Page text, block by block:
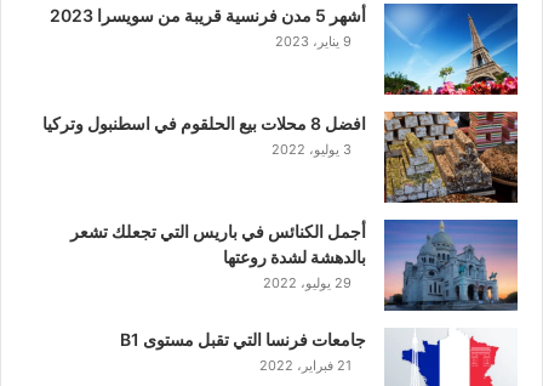
أشهر 5 مدن فرنسية قريبة من سويسرا 2023
9 يناير، 2023
افضل 8 محلات بيع الحلقوم في اسطنبول وتركيا
3 يوليو، 2022
أجمل الكنائس في باريس التي تجعلك تشعر
بالدهشة لشدة روعتها
29 يوليو، 2022
جامعات فرنسا التي تقبل مستوى B1
21 فبراير، 2022